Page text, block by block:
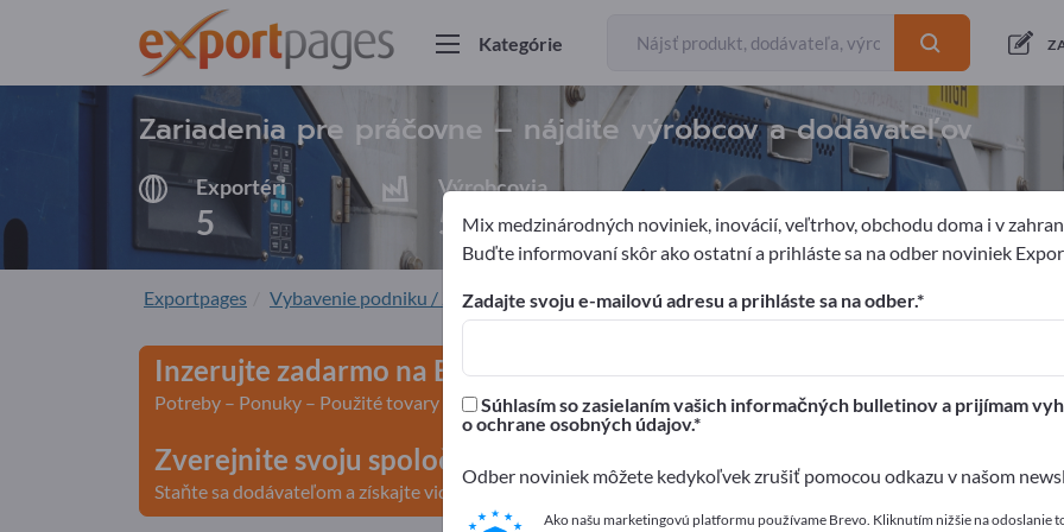
Kategórie
Zariadenia pre práčovne – nájdite výrobcov a dodávateľov
Exportéri
5
Výrobcovia
5
Exportpages Vybavenie podniku / Zariadenie inštitúcií Zariadenia pre práčovne
Inzerujte zadarmo na Exportpages!
Potreby – Ponuky – Použité tovary – Obchodné kontakty >> začnite tu
Zverejnite svoju spoločnosť a svoje produkty na Exportpages.
Staňte sa dodávateľom a získajte viditeľnosť>> zverejniť tu
Mix medzinárodných noviniek, inovácií, veľtrhov, obchodu doma i v
Buďte informovaní skôr ako ostatní a prihláste sa na odber noviniek
Zadajte svoju e-mailovú adresu a prihláste sa na odber.
Súhlasím so zasielaním vašich informačných bulletinov a prijímam
o ochrane osobných údajov.
Odber noviniek môžete kedykoľvek zrušiť pomocou odkazu v našom
Ako našu marketingovú platformu používame Brevo. Kliknutím nižšie na odoslanie